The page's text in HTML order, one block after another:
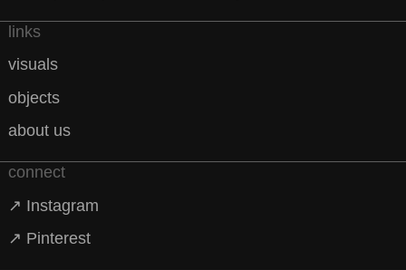
links
visuals
objects
about us
connect
↗ Instagram
↗ Pinterest